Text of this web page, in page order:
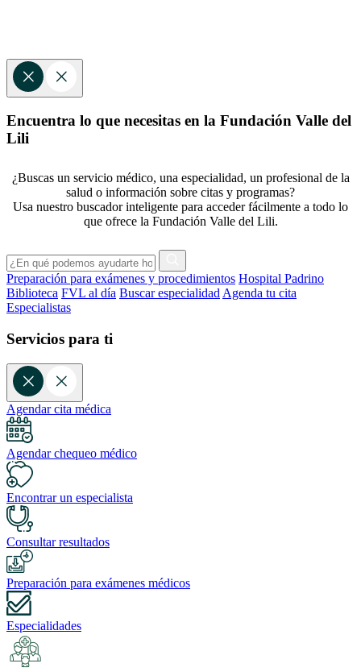
Encuentra lo que necesitas en la Fundación Valle del
Lili
¿Buscas un servicio médico, una especialidad, un profesional de la
salud o información sobre citas y programas?
Usa nuestro buscador inteligente para acceder fácilmente a todo lo
que ofrece la Fundación Valle del Lili.
Preparación para exámenes y procedimientos Hospital Padrino
Biblioteca FVL al día Buscar especialidad Agenda tu cita
Especialistas
Servicios para ti
Agendar cita médica
Agendar chequeo médico
Encontrar un especialista
Consultar resultados
Preparación para exámenes médicos
Especialidades